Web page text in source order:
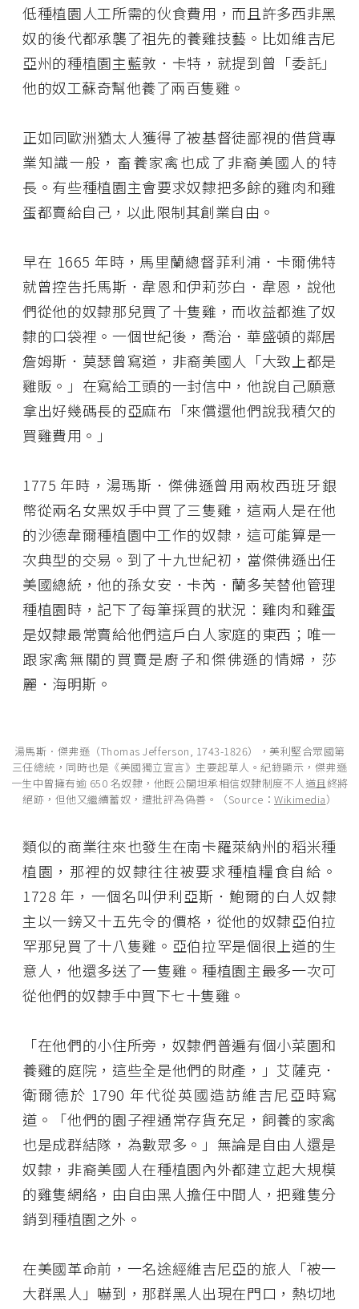
低種植園人工所需的伙食費用，而且許多西非黑
奴的後代都承襲了祖先的養雞技藝。比如維吉尼
亞州的種植園主藍敦．卡特，就提到曾「委託」
他的奴工蘇奇幫他養了兩百隻雞。
正如同歐洲猶太人獲得了被基督徒鄙視的借貸專
業知識一般，畜養家禽也成了非裔美國人的特
長。有些種植園主會要求奴隸把多餘的雞肉和雞
蛋都賣給自己，以此限制其創業自由。
早在 1665 年時，馬里蘭總督菲利浦．卡爾佛特
就曾控告托馬斯．韋恩和伊莉莎白．韋恩，說他
們從他的奴隸那兒買了十隻雞，而收益都進了奴
隸的口袋裡。一個世紀後，喬治．華盛頓的鄰居
詹姆斯．莫瑟曾寫道，非裔美國人「大致上都是
雞販。」在寫給工頭的一封信中，他說自己願意
拿出好幾碼長的亞麻布「來償還他們說我積欠的
買雞費用。」
1775 年時，湯瑪斯．傑佛遜曾用兩枚西班牙銀
幣從兩名女黑奴手中買了三隻雞，這兩人是在他
的沙德韋爾種植園中工作的奴隸，這可能算是一
次典型的交易。到了十九世紀初，當傑佛遜出任
美國總統，他的孫女安．卡芮．蘭多芙替他管理
種植園時，記下了每筆採買的狀況：雞肉和雞蛋
是奴隸最常賣給他們這戶白人家庭的東西；唯一
跟家禽無關的買賣是廚子和傑佛遜的情婦，莎
麗．海明斯。
湯馬斯．傑弗遜（Thomas Jefferson, 1743-1826），美利堅合眾國第
三任總統，同時也是《美國獨立宣言》主要起草人。紀錄顯示，傑弗遜
一生中曾擁有逾 650 名奴隸，他既公開坦承相信奴隸制度不人道且終將
絕跡，但他又繼續蓄奴，遭批評為偽善。（Source： Wikimedia）
類似的商業往來也發生在南卡羅萊納州的稻米種
植園，那裡的奴隸往往被要求種植糧食自給。
1728 年，一個名叫伊利亞斯．鮑爾的白人奴隸
主以一鎊又十五先令的價格，從他的奴隸亞伯拉
罕那兒買了十八隻雞。亞伯拉罕是個很上道的生
意人，他還多送了一隻雞。種植園主最多一次可
從他們的奴隸手中買下七十隻雞。
「在他們的小住所旁，奴隸們普遍有個小菜園和
養雞的庭院，這些全是他們的財產，」艾薩克．
衛爾德於 1790 年代從英國造訪維吉尼亞時寫
道。「他們的園子裡通常存貨充足，飼養的家禽
也是成群結隊，為數眾多。」無論是自由人還是
奴隸，非裔美國人在種植園內外都建立起大規模
的雞隻網絡，由自由黑人擔任中間人，把雞隻分
銷到種植園之外。
在美國革命前，一名途經維吉尼亞的旅人「被一
大群黑人」嚇到，那群黑人出現在門口，熱切地